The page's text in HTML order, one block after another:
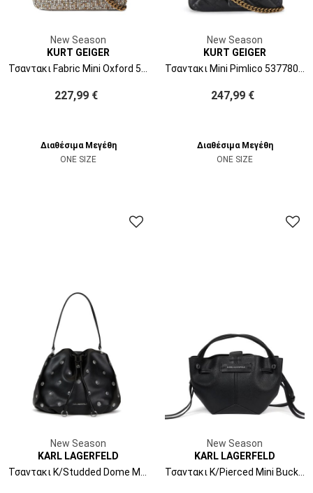
New Season
KURT GEIGER
Τσαντακι Fabric Mini Oxford 5829643609 43-beige comb
227,99 €
Διαθέσιμα Μεγέθη
ONE SIZE
New Season
KURT GEIGER
Τσαντακι Mini Pimlico 5377800109 00-black
247,99 €
Διαθέσιμα Μεγέθη
ONE SIZE
New Season
KARL LAGERFELD
New Season
KARL LAGERFELD